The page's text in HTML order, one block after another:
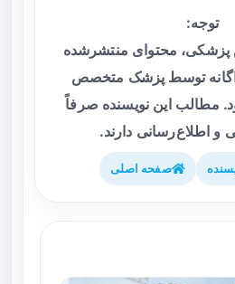
توجه:
محتوای منتشرشده
توسط پزشک متخصص
مطالب این نویسنده صرفاً
و اطلاع‌رسانی دارند.
صفحه اصلی